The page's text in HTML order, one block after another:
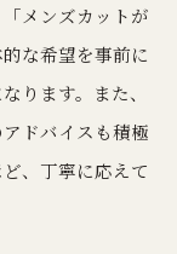
の交渉術
践ポイント
の活用法
する方法
メンズカットが
な希望を事前に
ります。また、
ドバイスも積極
、丁寧に応えて